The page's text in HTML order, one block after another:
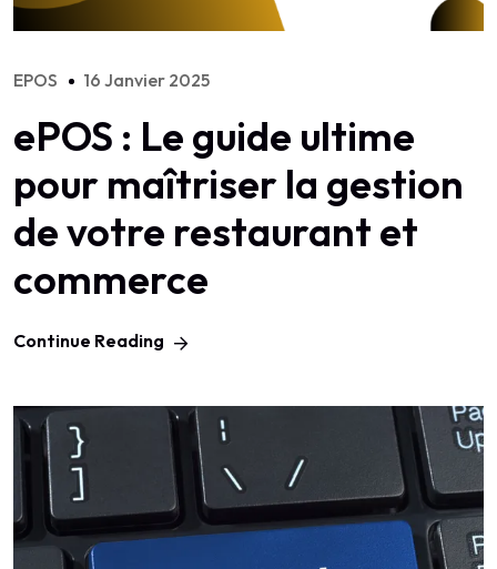
EPOS 16 Janvier 2025
ePOS : Le guide ultime
pour maîtriser la gestion
de votre restaurant et
commerce
Continue Reading